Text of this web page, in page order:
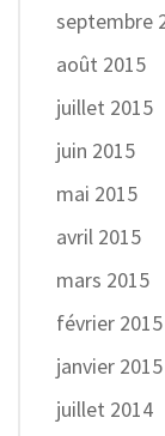
septembre
août 2015
juillet 2015
juin 2015
mai 2015
avril 2015
mars 2015
février 2015
janvier 2015
juillet 2014